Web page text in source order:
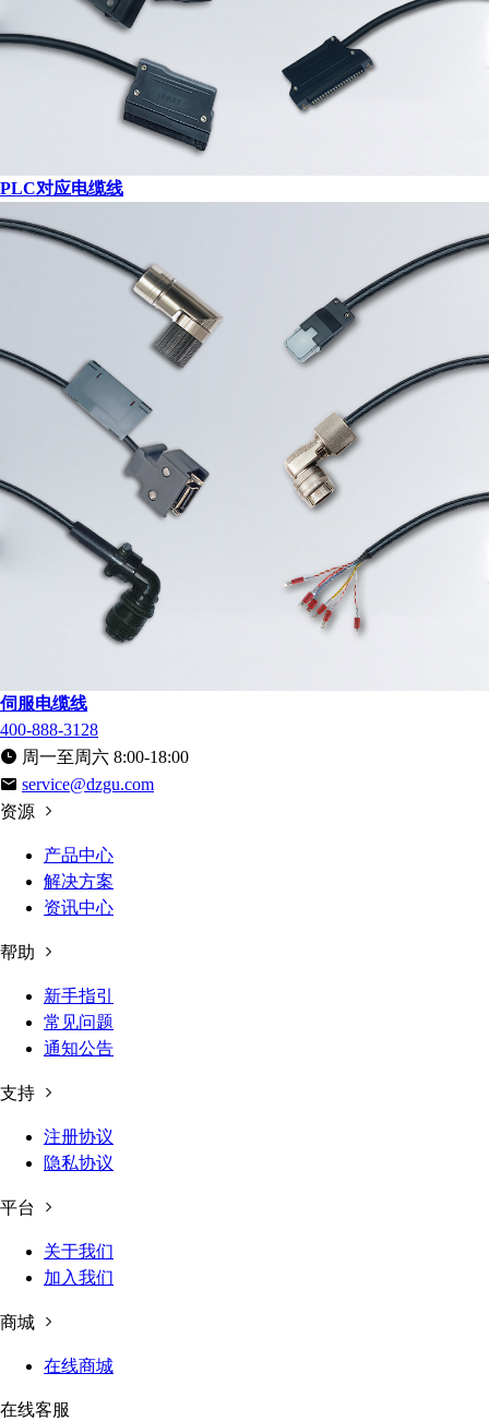
PLC对应电缆线
伺服电缆线
400-888-3128
周一至周六 8:00-18:00
service@dzgu.com
资源
产品中心
解决方案
资讯中心
帮助
新手指引
常见问题
通知公告
支持
注册协议
隐私协议
平台
关于我们
加入我们
商城
在线商城
在线客服